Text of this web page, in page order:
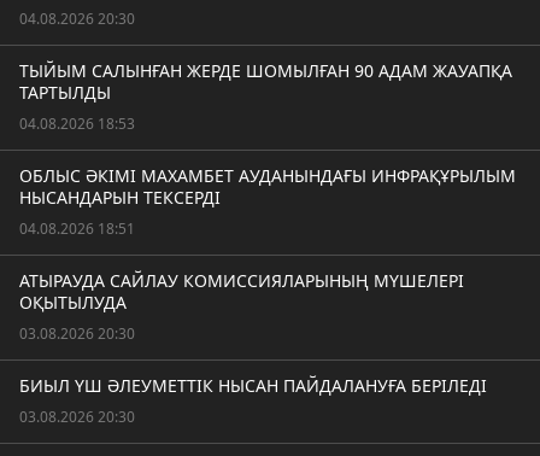
04.08.2026 20:30
ТЫЙЫМ САЛЫНҒАН ЖЕРДЕ ШОМЫЛҒАН 90 АДАМ ЖАУАПҚА
ТАРТЫЛДЫ
04.08.2026 18:53
ОБЛЫС ӘКІМІ МАХАМБЕТ АУДАНЫНДАҒЫ ИНФРАҚҰРЫЛЫМ
НЫСАНДАРЫН ТЕКСЕРДІ
04.08.2026 18:51
АТЫРАУДА САЙЛАУ КОМИССИЯЛАРЫНЫҢ МҮШЕЛЕРІ
ОҚЫТЫЛУДА
03.08.2026 20:30
БИЫЛ ҮШ ӘЛЕУМЕТТІК НЫСАН ПАЙДАЛАНУҒА БЕРІЛЕДІ
03.08.2026 20:30